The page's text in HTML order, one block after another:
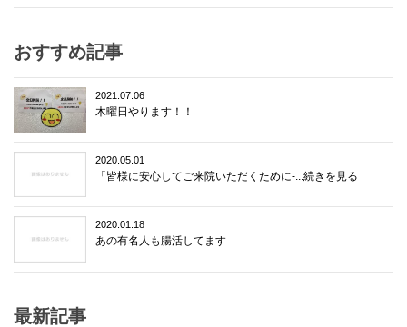
おすすめ記事
2021.07.06
木曜日やります！！
2020.05.01
「皆様に安心してご来院いただくために-...続きを見る
2020.01.18
あの有名人も腸活してます
最新記事